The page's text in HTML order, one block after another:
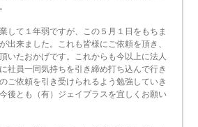
して１年弱ですが、この５月１日をもちま
出来ました。これも皆様にご依頼を頂き、
いたおかげです。これからも今以上に法人
社員一同気持ちを引き締め打ち込んで行き
ご依頼を引き受けられるよう勉強していき
後とも（有）ジェイプラスを宜しくお願い